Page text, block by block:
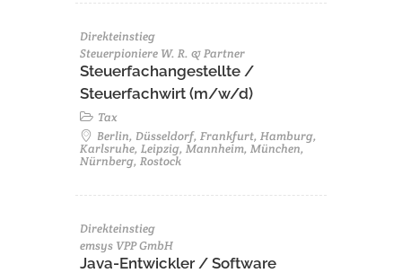
Direkteinstieg
Steuerpioniere W. R. & Partner
Steuerfachangestellte /
Steuerfachwirt (m/w/d)
Tax
Berlin, Düsseldorf, Frankfurt, Hamburg,
Karlsruhe, Leipzig, Mannheim, München,
Nürnberg, Rostock
Direkteinstieg
emsys VPP GmbH
Java-Entwickler / Software